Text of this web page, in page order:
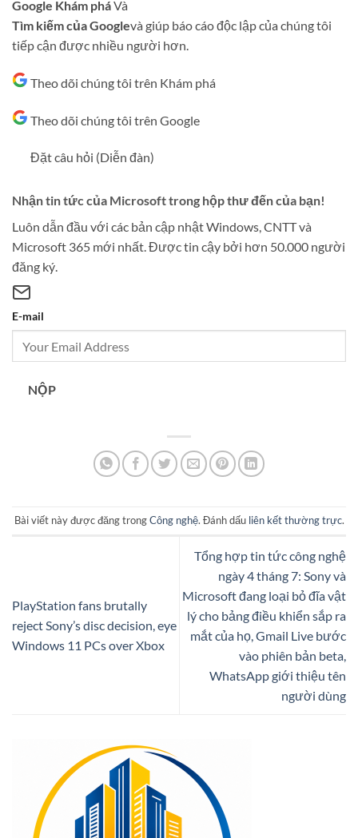
Google Khám pháVà
Tìm kiếm của Googlevà giúp báo cáo độc lập của chúng tôi
tiếp cận được nhiều người hơn.
Theo dõi chúng tôi trên Khám phá
Theo dõi chúng tôi trên Google
Đặt câu hỏi (Diễn đàn)
Nhận tin tức của Microsoft trong hộp thư đến của bạn!
Luôn dẫn đầu với các bản cập nhật Windows, CNTT và
Microsoft 365 mới nhất. Được tin cậy bởi hơn 50.000 người
đăng ký.
E-mail
NỘP
Bài viết này được đăng trongCông nghệ. Đánh dấu liên kết thường trực.
PlayStation fans brutally
reject Sony’s disc decision, eye
Windows 11 PCs over Xbox
Tổng hợp tin tức công nghệ
ngày 4 tháng 7: Sony và
Microsoft đang loại bỏ đĩa vật
lý cho bảng điều khiển sắp ra
mắt của họ, Gmail Live bước
vào phiên bản beta,
WhatsApp giới thiệu tên
người dùng